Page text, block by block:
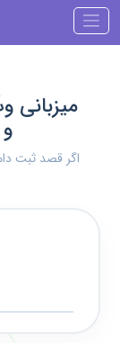
میزبانی
اگر قصد ثبت